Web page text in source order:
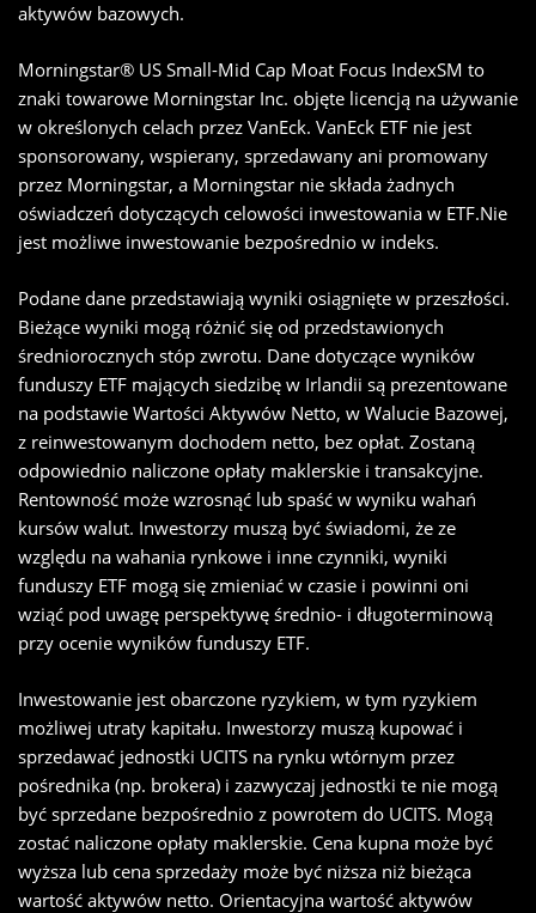
aktywów bazowych.
Morningstar® US Small-Mid Cap Moat Focus IndexSM to
znaki towarowe Morningstar Inc. objęte licencją na używanie
w określonych celach przez VanEck. VanEck ETF nie jest
sponsorowany, wspierany, sprzedawany ani promowany
przez Morningstar, a Morningstar nie składa żadnych
oświadczeń dotyczących celowości inwestowania w ETF.Nie
jest możliwe inwestowanie bezpośrednio w indeks.
Podane dane przedstawiają wyniki osiągnięte w przeszłości.
Bieżące wyniki mogą różnić się od przedstawionych
średniorocznych stóp zwrotu. Dane dotyczące wyników
funduszy ETF mających siedzibę w Irlandii są prezentowane
na podstawie Wartości Aktywów Netto, w Walucie Bazowej,
z reinwestowanym dochodem netto, bez opłat. Zostaną
odpowiednio naliczone opłaty maklerskie i transakcyjne.
Rentowność może wzrosnąć lub spaść w wyniku wahań
kursów walut. Inwestorzy muszą być świadomi, że ze
względu na wahania rynkowe i inne czynniki, wyniki
funduszy ETF mogą się zmieniać w czasie i powinni oni
wziąć pod uwagę perspektywę średnio- i długoterminową
przy ocenie wyników funduszy ETF.
Inwestowanie jest obarczone ryzykiem, w tym ryzykiem
możliwej utraty kapitału. Inwestorzy muszą kupować i
sprzedawać jednostki UCITS na rynku wtórnym przez
pośrednika (np. brokera) i zazwyczaj jednostki te nie mogą
być sprzedane bezpośrednio z powrotem do UCITS. Mogą
zostać naliczone opłaty maklerskie. Cena kupna może być
wyższa lub cena sprzedaży może być niższa niż bieżąca
wartość aktywów netto. Orientacyjna wartość aktywów